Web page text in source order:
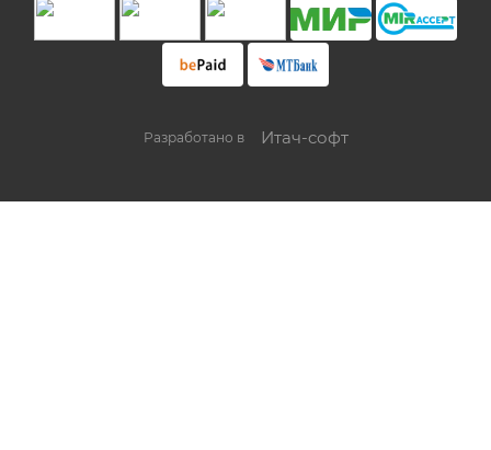
Разработано в Итач-cофт